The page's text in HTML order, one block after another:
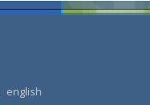
english